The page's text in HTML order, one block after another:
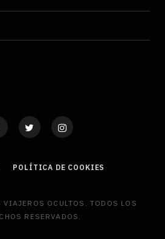
POLÍTICA DE COOKIES
OCULTOS. TODOS LOS
RESERVADOS.